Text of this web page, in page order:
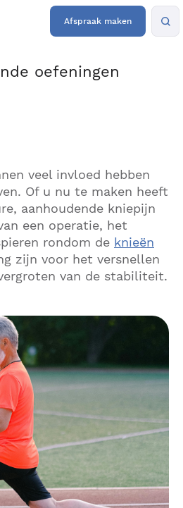
Afspraak maken
oefeningen
veel invloed hebben
Of u nu te maken heeft
aanhoudende kniepijn
een operatie, het
rondom de knieën
zijn voor het versnellen
van de stabiliteit.